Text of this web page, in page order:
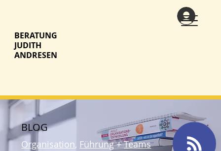
BERATUNG
JUDITH
ANDRESEN
BLOG
Organisation, Führung+Teams